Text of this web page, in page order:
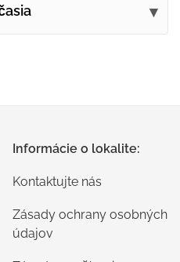
Informácie o lokalite:
Kontaktujte nás
Zásady ochrany osobných
údajov